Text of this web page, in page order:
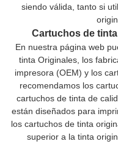
siendo válida, tanto si
Cartuchos de
En nuestra página web
tinta Originales, los
impresora (OEM) y los
recomendamos los
cartuchos de tinta de
están diseñados para
los cartuchos de tinta
superior a la tinta